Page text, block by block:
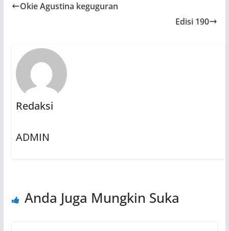
Okie Agustina keguguran
Edisi 190
Redaksi
ADMIN
Anda Juga Mungkin Suka